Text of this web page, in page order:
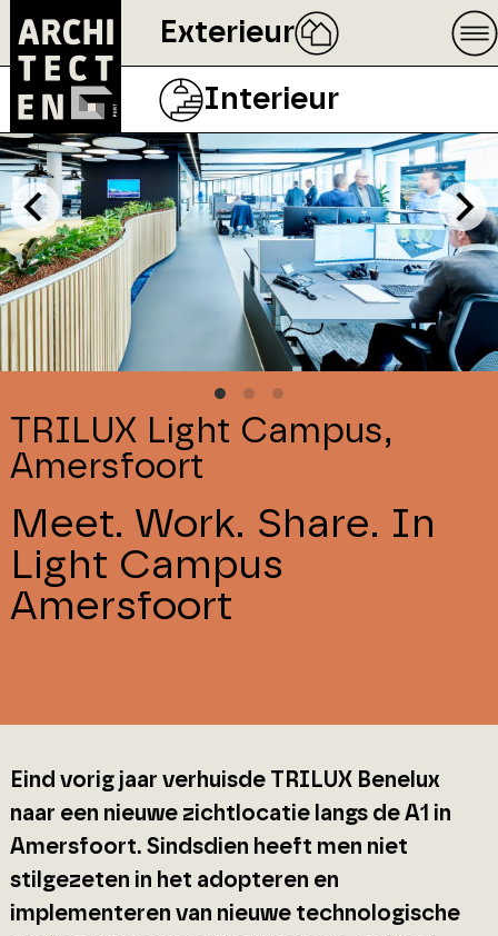
Exterieur
Interieur
TRILUX Light Campus,
Amersfoort
Meet. Work. Share. In
Light Campus
Amersfoort
Eind vorig jaar verhuisde TRILUX Benelux
naar een nieuwe zichtlocatie langs de A1 in
Amersfoort. Sindsdien heeft men niet
stilgezeten in het adopteren en
implementeren van nieuwe technologische